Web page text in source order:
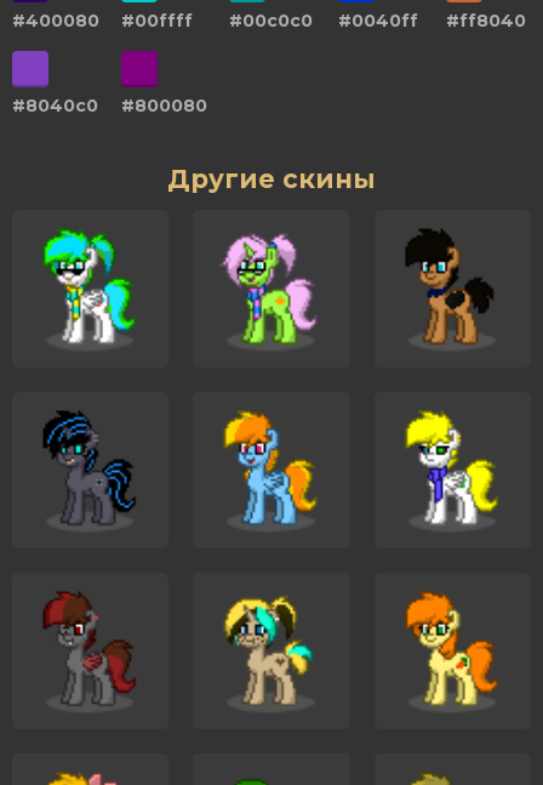
#400080 #00ffff #00c0c0 #0040ff #ff8040
#8040c0 #800080
Другие скины